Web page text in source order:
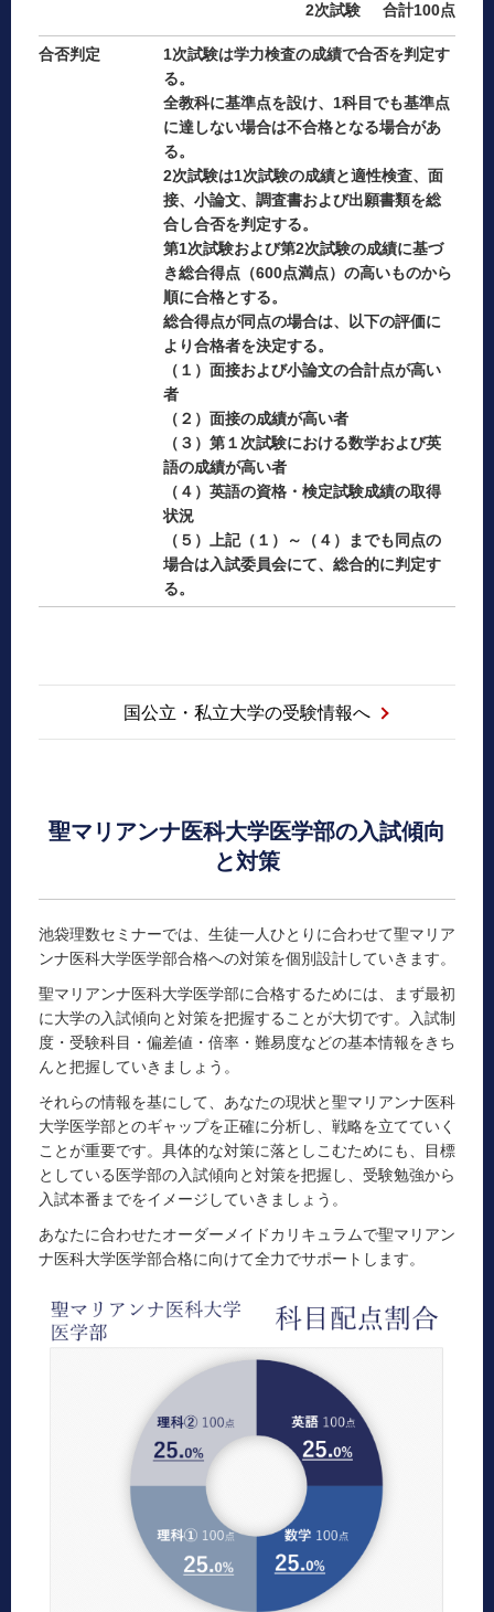
2次試験 合計100点
合否判定
1次試験は学力検査の成績で合否を判定す
る。
全教科に基準点を設け、1科目でも基準点
に達しない場合は不合格となる場合があ
る。
2次試験は1次試験の成績と適性検査、面
接、小論文、調査書および出願書類を総
合し合否を判定する。
第1次試験および第2次試験の成績に基づ
き総合得点（600点満点）の高いものから
順に合格とする。
総合得点が同点の場合は、以下の評価に
より合格者を決定する。
（１）面接および小論文の合計点が高い
者
（２）面接の成績が高い者
（３）第１次試験における数学および英
語の成績が高い者
（４）英語の資格・検定試験成績の取得
状況
（５）上記（１）～（４）までも同点の
場合は入試委員会にて、総合的に判定す
る。
国公立・私立大学の受験情報へ
聖マリアンナ医科大学医学部の入試傾向
と対策
池袋理数セミナーでは、生徒一人ひとりに合わせて聖マリア
ンナ医科大学医学部合格への対策を個別設計していきます。
聖マリアンナ医科大学医学部に合格するためには、まず最初
に大学の入試傾向と対策を把握することが大切です。入試制
度・受験科目・偏差値・倍率・難易度などの基本情報をきち
んと把握していきましょう。
それらの情報を基にして、あなたの現状と聖マリアンナ医科
大学医学部とのギャップを正確に分析し、戦略を立てていく
ことが重要です。具体的な対策に落としこむためにも、目標
としている医学部の入試傾向と対策を把握し、受験勉強から
入試本番までをイメージしていきましょう。
あなたに合わせたオーダーメイドカリキュラムで聖マリアン
ナ医科大学医学部合格に向けて全力でサポートします。